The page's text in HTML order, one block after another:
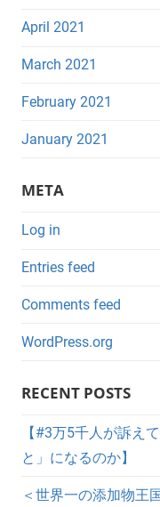
April 2021
March 2021
February 2021
January 2021
META
Log in
Entries feed
Comments feed
WordPress.org
RECENT POSTS
【#3万5千人が訴え
と」になるのか】
＜世界一の添加物